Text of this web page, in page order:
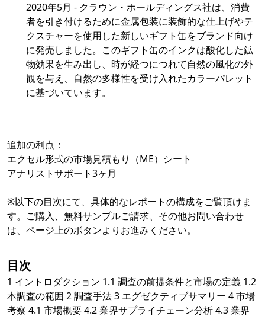
2020年5月 - クラウン・ホールディングス社は、消費
者を引き付けるために金属包装に装飾的な仕上げやテ
クスチャーを使用した新しいギフト缶をブランド向け
に発売しました。このギフト缶のインクは酸化した鉱
物効果を生み出し、時が経つにつれて自然の風化の外
観を与え、自然の多様性を受け入れたカラーパレット
に基づいています。
追加の利点：
エクセル形式の市場見積もり（ME）シート
アナリストサポート3ヶ月
※以下の目次にて、具体的なレポートの構成をご覧頂けま
す。ご購入、無料サンプルご請求、その他お問い合わせ
は、ページ上のボタンよりお進みください。
目次
1 イントロダクション 1.1 調査の前提条件と市場の定義 1.2
本調査の範囲 2 調査手法 3 エグゼクティブサマリー 4 市場
考察 4.1 市場概要 4.2 業界サプライチェーン分析 4.3 業界